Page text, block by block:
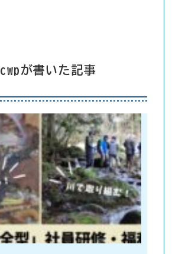
cwpが書いた記事